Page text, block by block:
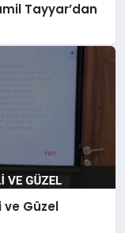
Tayyar’dan
ve Güzel